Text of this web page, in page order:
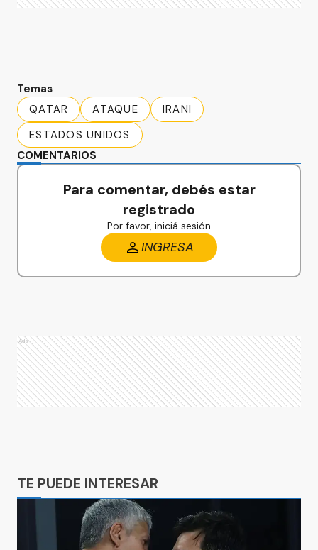
Temas
QATAR
ATAQUE
IRANI
ESTADOS UNIDOS
COMENTARIOS
Para comentar, debés estar
registrado
Por favor, iniciá sesión
INGRESA
Ads
TE PUEDE INTERESAR